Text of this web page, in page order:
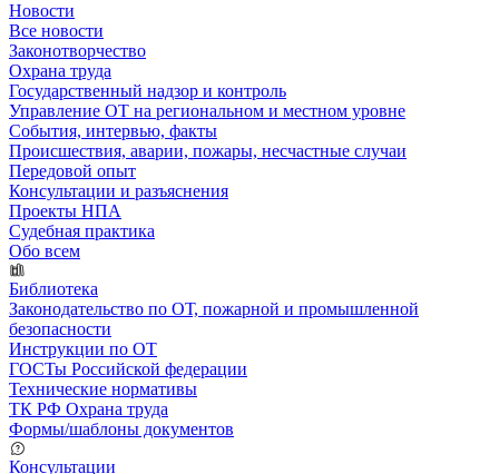
Новости
Все новости
Законотворчество
Охрана труда
Государственный надзор и контроль
Управление ОТ на региональном и местном уровне
События, интервью, факты
Происшествия, аварии, пожары, несчастные случаи
Передовой опыт
Консультации и разъяснения
Проекты НПА
Судебная практика
Обо всем
Библиотека
Законодательство по ОТ, пожарной и промышленной
безопасности
Инструкции по ОТ
ГОСТы Российской федерации
Технические нормативы
ТК РФ Охрана труда
Формы/шаблоны документов
Консультации